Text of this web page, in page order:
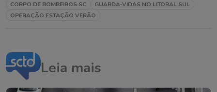
CORPO DE BOMBEIROS SC
GUARDA-VIDAS NO LITORAL SUL
OPERAÇÃO ESTAÇÃO VERÃO
Leia mais